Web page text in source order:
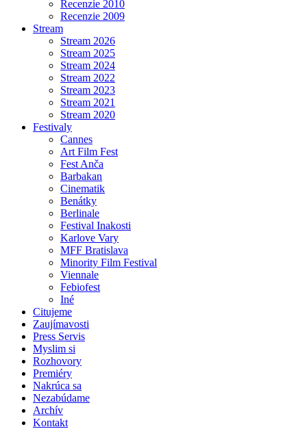
Recenzie 2010
Recenzie 2009
Stream
Stream 2026
Stream 2025
Stream 2024
Stream 2022
Stream 2023
Stream 2021
Stream 2020
Festivaly
Cannes
Art Film Fest
Fest Anča
Barbakan
Cinematik
Benátky
Berlinale
Festival Inakosti
Karlove Vary
MFF Bratislava
Minority Film Festival
Viennale
Febiofest
Iné
Citujeme
Zaujímavosti
Press Servis
Myslim si
Rozhovory
Premiéry
Nakrúca sa
Nezabúdame
Archív
Kontakt